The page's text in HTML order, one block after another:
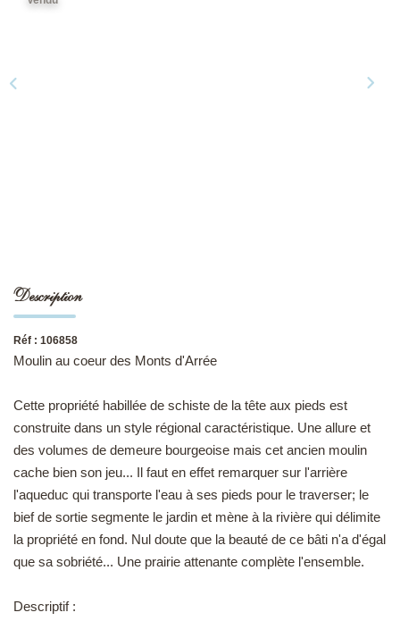
EN
Description
Réf : 106858
Moulin au coeur des Monts d'Arrée
Cette propriété habillée de schiste de la tête aux pieds est
construite dans un style régional caractéristique. Une allure et
des volumes de demeure bourgeoise mais cet ancien moulin
cache bien son jeu... Il faut en effet remarquer sur l'arrière
l'aqueduc qui transporte l'eau à ses pieds pour le traverser; le
bief de sortie segmente le jardin et mène à la rivière qui délimite
la propriété en fond. Nul doute que la beauté de ce bâti n'a d'égal
que sa sobriété... Une prairie attenante complète l'ensemble.
Descriptif :